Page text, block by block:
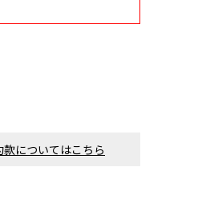
款についてはこちら